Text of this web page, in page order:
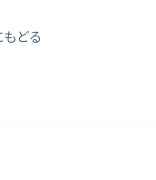
どる